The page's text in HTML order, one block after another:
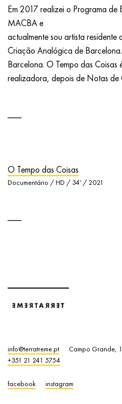
Em 2017 realizei o Programa de
MACBA e
actualmente sou artista
Criação Analógica de
Barcelona. O Tempo das Coisas
realizadora, depois de Notas de
O Tempo das Coisas
Documentário / HD / 34' / 2021
info@terratreme.pt
Campo Grande,
+351 21 241 5754
facebook instagram